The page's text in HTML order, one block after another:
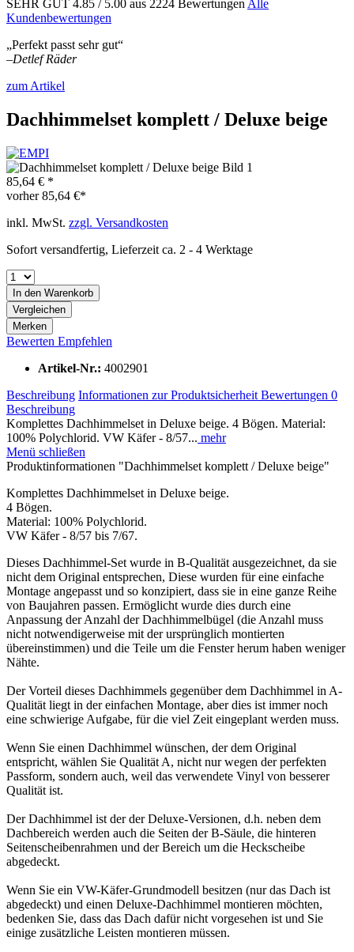
SEHR GUT 4.85 / 5.00 aus 2224 Bewertungen Alle
Kundenbewertungen
„Perfekt passt sehr gut“
–Detlef Räder
zum Artikel
Dachhimmelset komplett / Deluxe beige
85,64 € *
vorher85,64 €*
inkl. MwSt. zzgl. Versandkosten
Sofort versandfertig, Lieferzeit ca. 2 - 4 Werktage
In den Warenkorb
Vergleichen
Merken
Bewerten Empfehlen
Artikel-Nr.: 4002901
Beschreibung Informationen zur Produktsicherheit Bewertungen 0
Beschreibung
Komplettes Dachhimmelset in Deluxe beige. 4 Bögen. Material:
100% Polychlorid. VW Käfer - 8/57... mehr
Menü schließen
Produktinformationen "Dachhimmelset komplett / Deluxe beige"
Komplettes Dachhimmelset in Deluxe beige.
4 Bögen.
Material: 100% Polychlorid.
VW Käfer - 8/57 bis 7/67.
Dieses Dachhimmel-Set wurde in B-Qualität ausgezeichnet, da sie
nicht dem Original entsprechen, Diese wurden für eine einfache
Montage angepasst und so konzipiert, dass sie in eine ganze Reihe
von Baujahren passen. Ermöglicht wurde dies durch eine
Anpassung der Anzahl der Dachhimmelbügel (die Anzahl muss
nicht notwendigerweise mit der ursprünglich montierten
übereinstimmen) und die Teile um die Fenster herum haben weniger
Nähte.
Der Vorteil dieses Dachhimmels gegenüber dem Dachhimmel in A-
Qualität liegt in der einfachen Montage, aber dies ist immer noch
eine schwierige Aufgabe, für die viel Zeit eingeplant werden muss.
Wenn Sie einen Dachhimmel wünschen, der dem Original
entspricht, wählen Sie Qualität A, nicht nur wegen der perfekten
Passform, sondern auch, weil das verwendete Vinyl von besserer
Qualität ist.
Der Dachhimmel ist der der Deluxe-Versionen, d.h. neben dem
Dachbereich werden auch die Seiten der B-Säule, die hinteren
Seitenscheibenrahmen und der Bereich um die Heckscheibe
abgedeckt.
Wenn Sie ein VW-Käfer-Grundmodell besitzen (nur das Dach ist
abgedeckt) und einen Deluxe-Dachhimmel montieren möchten,
bedenken Sie, dass das Dach dafür nicht vorgesehen ist und Sie
einige zusätzliche Leisten montieren müssen.